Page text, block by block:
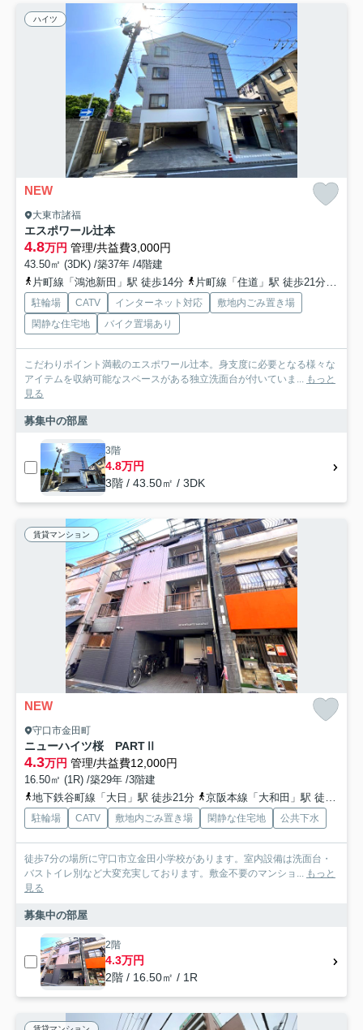
ハイツ
NEW
大東市諸福
エスポワール辻本
4.8万円 管理/共益費3,000円
43.50㎡ (3DK) /築37年 /4階建
片町線「鴻池新田」駅 徒歩14分
片町線「住道」駅 徒歩21分
駐輪場 CATV インターネット対応
敷地内ごみ置き場
閑静な住宅地
バイク置場あり
こだわりポイント満載のエスポワール辻本。身支度に必要となる様々な
アイテムを収納可能なスペースがある独立洗面台が付いていま... もっと
見る
募集中の部屋
3階
4.8万円
3階 / 43.50㎡ / 3DK
賃貸マンション
NEW
守口市金田町
ニューハイツ桜 PARTⅡ
4.3万円 管理/共益費12,000円
16.50㎡ (1R) /築29年 /3階建
地下鉄谷町線「大日」駅 徒歩21分
京阪本線「大和田」駅 徒歩22分
駐輪場 CATV 敷地内ごみ置き場 閑静な住宅地 公共下水
徒歩7分の場所に守口市立金田小学校があります。室内設備は洗面台・
バストイレ別など大変充実しております。敷金不要のマンショ... もっと
見る
募集中の部屋
2階
4.3万円
2階 / 16.50㎡ / 1R